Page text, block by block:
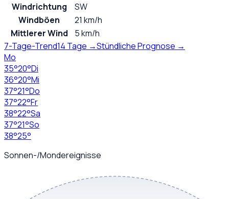
Windrichtung
SW
Windböen
21 km/h
Mittlerer Wind
5 km/h
7-Tage-Trend14 Tage →Stündliche Prognose →
Mo
35°20°Di
36°20°Mi
37°21°Do
37°22°Fr
38°22°Sa
37°21°So
38°25°
Sonnen-/Mondereignisse